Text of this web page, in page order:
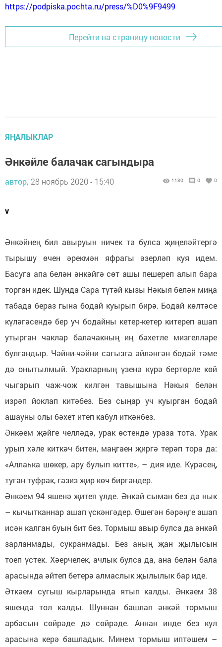
https://podpiska.pochta.ru/press/%D0%9F9499
Перейти на страницу новости
ЯҢАЛЫКЛАР
Әнкәйле балачак сагындыра
автор, 28 ноябрь 2020 - 15:40 1130 0 0
v
Әнкәйнең бил авыруын ничек тә булса җиңеләйтергә
тырышу өчен әрекмән яфрагы әзерләп куя идем.
Басуга апа белән әнкәйгә сөт ашы пешереп алып бара
торган идек. Шунда Сара түтәй кызы Нәкыя белән миңа
табада бераз гына бодай куырып бирә. Бодай көлтәсе
күләгәсендә бер уч бодайны кетер-кетер китереп ашап
утырган чаклар балачакның иң бәхетле мизгелләре
булгандыр. Чәйни-чәйни сагызга әйләнгән бодай тәме
дә онытылмый. Уракларның үзенә күрә бертөрле көй
чыгарып чаж-чож килгән тавышына Нәкыя белән
изрәп йоклап китәбез. Без сыңар уч куырган бодай
ашауны олы бәхет итеп кабул иткәнбез.
Әнкәем җәйге челләдә, урак өстендә ураза тота. Урак
урып хәле киткәч битен, маңгаен җиргә терәп тора да:
«Аллаһка шөкер, ару булып китте», – дия иде. Күрәсең,
туган туфрак, газиз җир көч биргәндер.
Әнкәем 94 яшенә җитеп үлде. Әнкәй сыман без дә нык
– кычытканнар ашап үскәнгәдер. Өшегән бәрәңге ашап
исән калган буын бит без. Тормыш авыр булса да әнкәй
зарланмады, сукранмады. Без аның җан җылысын
тоеп үстек. Хәерчелек, ачлык булса да, ана белән бала
арасында әйтеп бетерә алмаслык җылылык бар иде.
Әткәем сугыш кырларында ятып калды. Әнкәем 38
яшендә тол калды. Шуннан башлап әнкәй тормыш
арбасын сөйрәде дә сөйрәде. Аннан инде без кул
арасына керә башладык. Минем тормыш иптәшем –